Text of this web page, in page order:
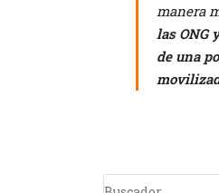
manera
las ONG
de una